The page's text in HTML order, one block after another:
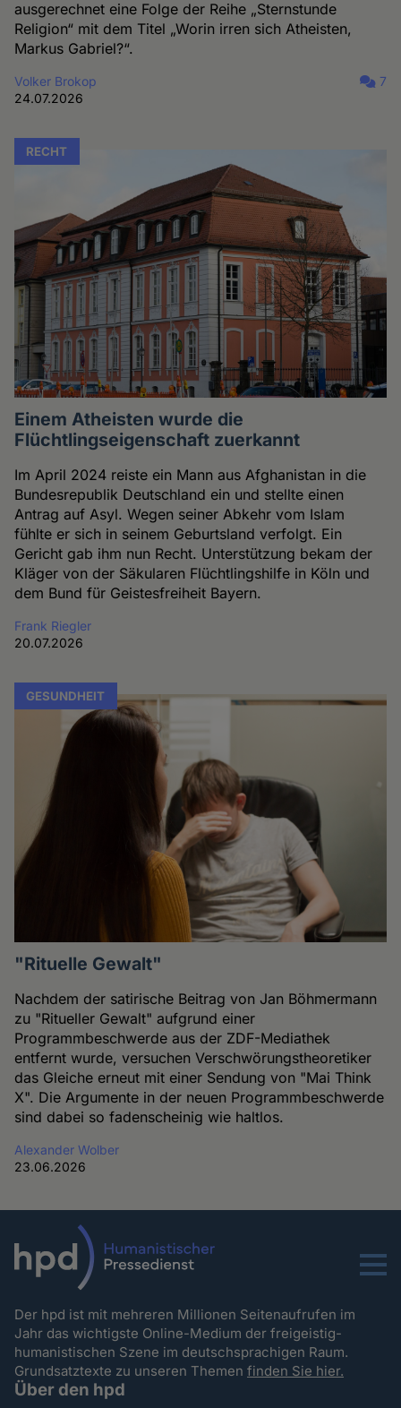
ausgerechnet eine Folge der Reihe „Sternstunde
Religion“ mit dem Titel „Worin irren sich Atheisten,
Markus Gabriel?“.
Volker Brokop
24.07.2026
7
RECHT
Einem Atheisten wurde die
Flüchtlingseigenschaft zuerkannt
Im April 2024 reiste ein Mann aus Afghanistan in die
Bundesrepublik Deutschland ein und stellte einen
Antrag auf Asyl. Wegen seiner Abkehr vom Islam
fühlte er sich in seinem Geburtsland verfolgt. Ein
Gericht gab ihm nun Recht. Unterstützung bekam der
Kläger von der Säkularen Flüchtlingshilfe in Köln und
dem Bund für Geistesfreiheit Bayern.
Frank Riegler
20.07.2026
GESUNDHEIT
"Rituelle Gewalt"
Nachdem der satirische Beitrag von Jan Böhmermann
zu "Ritueller Gewalt" aufgrund einer
Programmbeschwerde aus der ZDF-Mediathek
entfernt wurde, versuchen Verschwörungstheoretiker
das Gleiche erneut mit einer Sendung von "Mai Think
X". Die Argumente in der neuen Programmbeschwerde
sind dabei so fadenscheinig wie haltlos.
Alexander Wolber
23.06.2026
Menu
Der hpd ist mit mehreren Millionen Seitenaufrufen im
Jahr das wichtigste Online-Medium der freigeistig-
humanistischen Szene im deutschsprachigen Raum.
Grundsatztexte zu unseren Themenfinden Sie hier.
Über den hpd